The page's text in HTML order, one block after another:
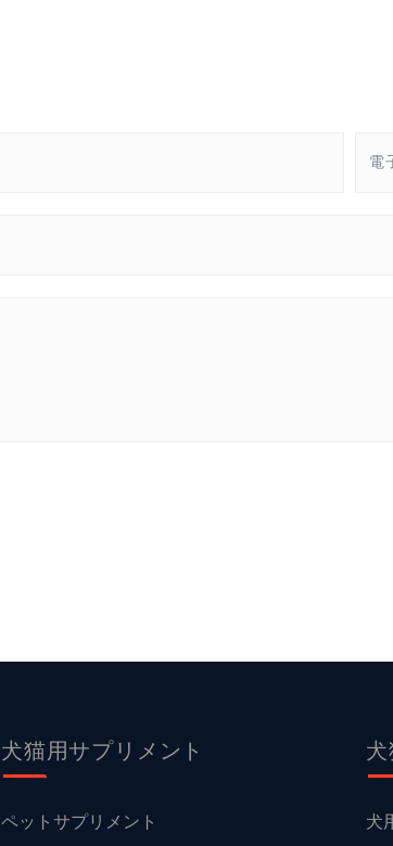
犬猫用サプリメント
ペットサプリメント 犬